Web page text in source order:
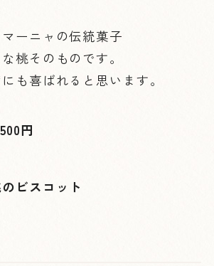
ーニャの伝統菓子
桃そのものです。
も喜ばれると思います。
円
ビスコット